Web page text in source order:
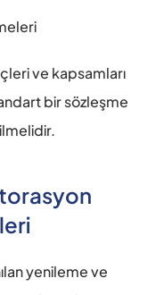
ve kapsamları
bir sözleşme
yenileme ve